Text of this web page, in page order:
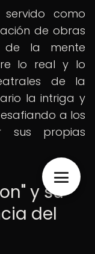
como
de obras
de la mente
lo real y lo
de la
la intriga y
a los
sus propias
y su
del